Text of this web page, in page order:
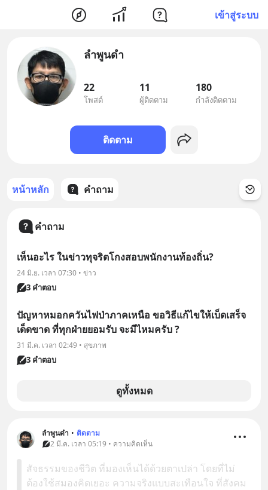
เข้าสู่ระบบ
ลำพูนดำ
22
โพสต์
11
ผู้ติดตาม
180
กำลังติดตาม
ติดตาม
หน้าหลัก คำถาม
คำถาม
เห็นอะไร ในข่าวทุจริตโกงสอบพนักงานท้องถิ่น?
24 มิ.ย. เวลา 07:30 • ข่าว
3 คำตอบ
ปัญหาหมอกควันไฟป่าภาคเหนือ ขอวิธีแก้ไขให้เบ็ดเสร็จ
เด็ดขาด ที่ทุกฝ่ายยอมรับ จะมีไหมครับ ?
31 มี.ค. เวลา 02:49 • สุขภาพ
3 คำตอบ
ดูทั้งหมด
ลำพูนดำ • ติดตาม
2 มี.ค. เวลา 05:19 • ความคิดเห็น
สัจธรรมของชีวิต ที่มองเห็นได้ด้วยตาเปล่า โดยที่ไม่
ต้องใช้สมองคิดเยอะ ความจริงแบบสะเทือนใจ ที่สังคม